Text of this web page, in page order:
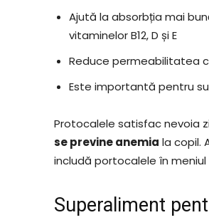
Ajută la absorbția mai
vitaminelor B12, D și E
Reduce permeabilitatea
Este importantă pentru
Protocalele satisfac nevoia
se previne anemia la copil.
includă portocalele în
Superaliment